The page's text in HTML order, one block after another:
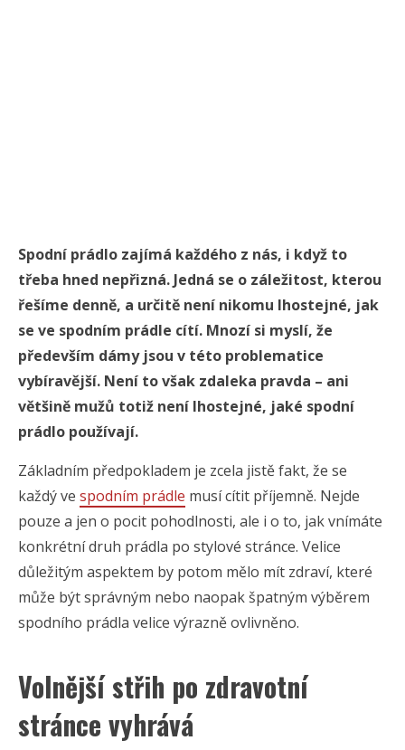
Spodní prádlo zajímá každého z nás, i když to
třeba hned nepřizná. Jedná se o záležitost, kterou
řešíme denně, a určitě není nikomu lhostejné, jak
se ve spodním prádle cítí. Mnozí si myslí, že
především dámy jsou v této problematice
vybíravější. Není to však zdaleka pravda – ani
většině mužů totiž není lhostejné, jaké spodní
prádlo používají.
Základním předpokladem je zcela jistě fakt, že se
každý ve spodním prádle musí cítit příjemně. Nejde
pouze a jen o pocit pohodlnosti, ale i o to, jak vnímáte
konkrétní druh prádla po stylové stránce. Velice
důležitým aspektem by potom mělo mít zdraví, které
může být správným nebo naopak špatným výběrem
spodního prádla velice výrazně ovlivněno.
Volnější střih po zdravotní
stránce vyhrává